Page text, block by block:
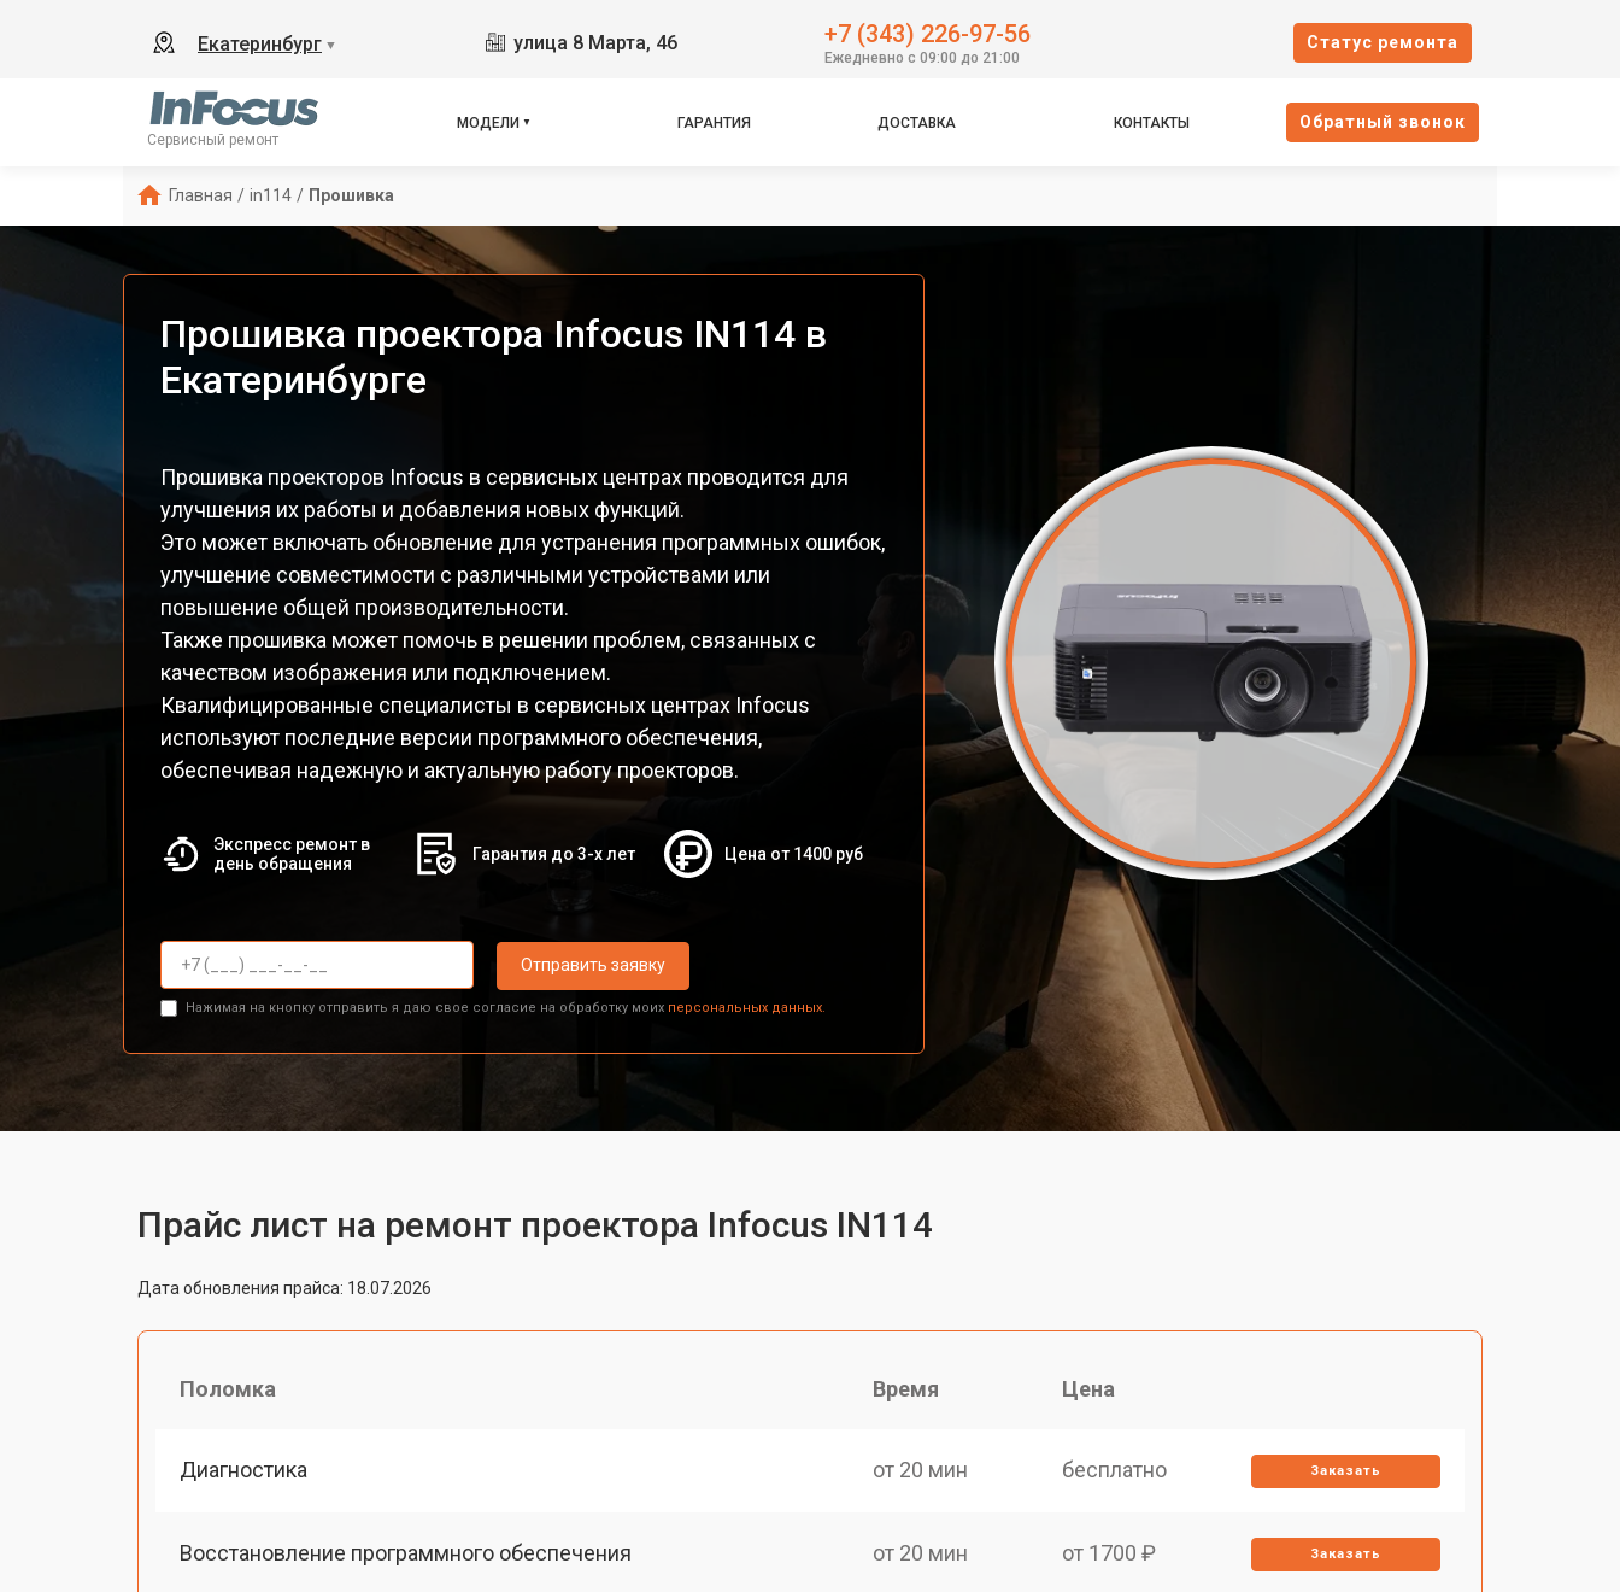
Екатеринбург ▼ улица 8 Марта, 46 +7 (343) 226-97-56
Ежедневно с 09:00 до 21:00
Cтатус ремонта
Сервисный ремонт
МОДЕЛИ ГАРАНТИЯ ДОСТАВКА КОНТАКТЫ Oбратный звонок
Главная / in114 / Прошивка
Прошивка проектора Infocus IN114 в
Екатеринбурге
Прошивка проекторов Infocus в сервисных центрах проводится для
улучшения их работы и добавления новых функций.
Это может включать обновление для устранения программных ошибок,
улучшение совместимости с различными устройствами или
повышение общей производительности.
Также прошивка может помочь в решении проблем, связанных с
качеством изображения или подключением.
Квалифицированные специалисты в сервисных центрах Infocus
используют последние версии программного обеспечения,
обеспечивая надежную и актуальную работу проекторов.
Экспресс ремонт в
день обращения
Гарантия до 3-х лет Цена от 1400 руб
Отправить заявку
Нажимая на кнопку отправить я даю свое согласие на обработку моих персональных данных.
Прайс лист на ремонт проектора Infocus IN114
Дата обновления прайса: 18.07.2026
Поломка Время Цена
Диагностика от 20 мин бесплатно Заказать
Восстановление программного обеспечения от 20 мин от 1700 ₽ Заказать